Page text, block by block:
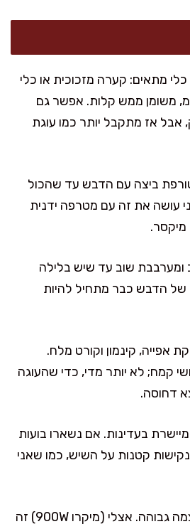
מתאים: קערה מזכוכית או כלי
בקוטר 14–16 ס"מ, משומן ממש קלות. אפשר גם
אבל אז מתקבל יותר כמו עוגת
טורפת ביצה עם הדבש עד שהכול
עושה את זה עם מטרפה ידנית
ומערבבת שוב עד שיש בלילה
הדבש כבר מתחיל להיות
אפייה, קינמון וקורט מלח.
קמח; לא יותר מדי, כדי שהעוגה
דחוסה.
בעדינות. אם נשארו בועות
קטנות על השיש, כמו שאני
6) מכניסה למיקרו בעוצמה גבוהה. אצלי (מיקרו 900W) זה